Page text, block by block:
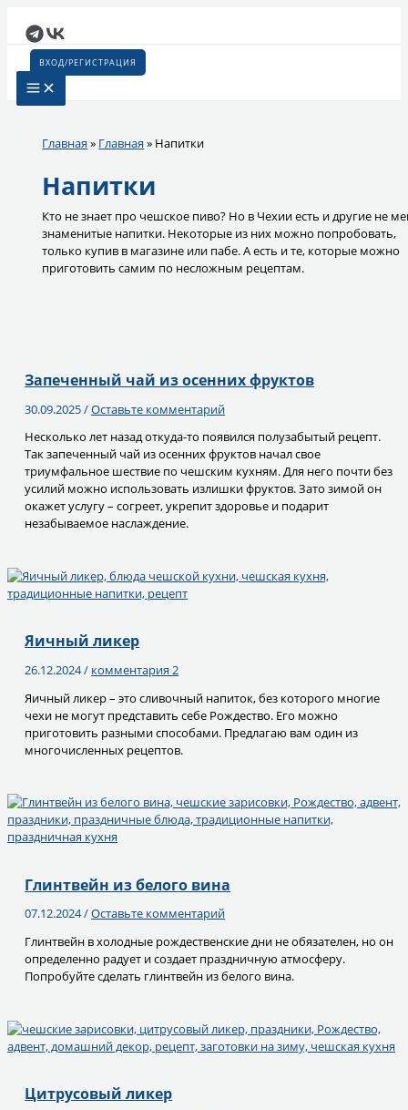
содержимому
ВХОД/РЕГИСТРАЦИЯ
Главная » Главная » Напитки
Напитки
Кто не знает про чешское пиво? Но в Чехии есть и другие не
знаменитые напитки. Некоторые из них можно попробовать,
только купив в магазине или пабе. А есть и те, которые можно
приготовить самим по несложным рецептам.
Запеченный чай из осенних фруктов
30.09.2025/Оставьте комментарий
Несколько лет назад откуда-то появился полузабытый рецепт.
Так запеченный чай из осенних фруктов начал свое
триумфальное шествие по чешским кухням. Для него почти без
усилий можно использовать излишки фруктов. Зато зимой он
окажет услугу – согреет, укрепит здоровье и подарит
незабываемое наслаждение.
Яичный ликер
26.12.2024/ комментария 2
Яичный ликер – это сливочный напиток, без которого многие
чехи не могут представить себе Рождество. Его можно
приготовить разными способами. Предлагаю вам один из
многочисленных рецептов.
Глинтвейн из белого вина
07.12.2024/Оставьте комментарий
Глинтвейн в холодные рождественские дни не обязателен, но он
определенно радует и создает праздничную атмосферу.
Попробуйте сделать глинтвейн из белого вина.
Цитрусовый ликер